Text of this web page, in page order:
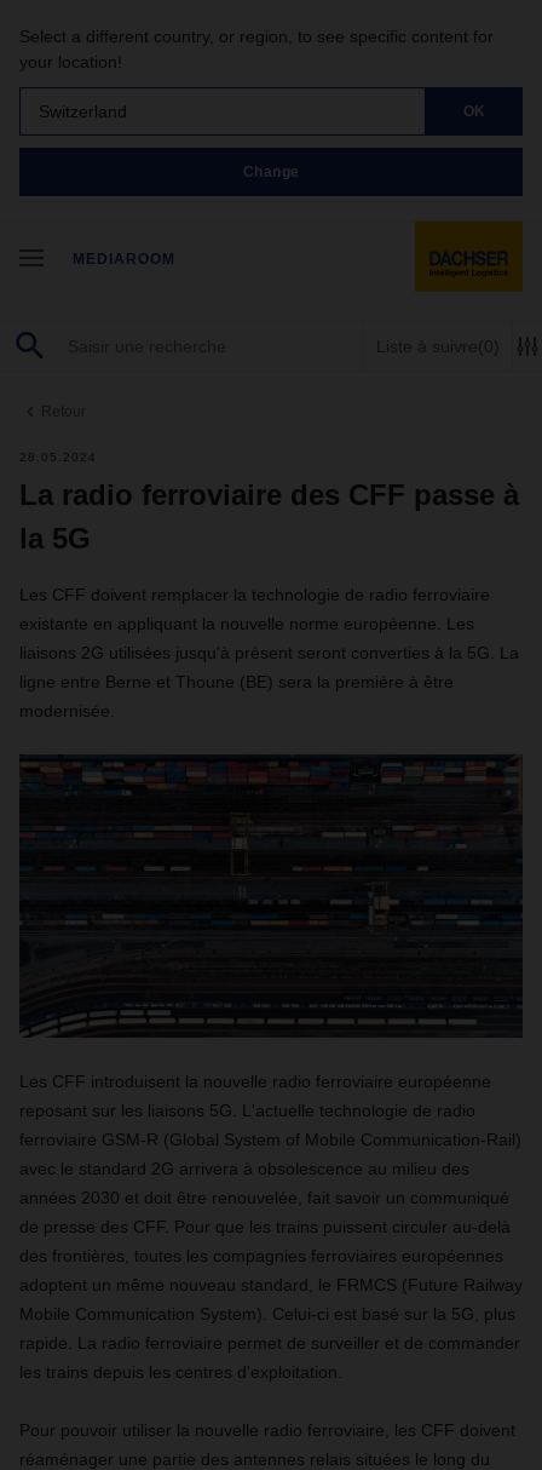
Select a different country, or region, to see specific content for
your location!
Switzerland OK
Change
MEDIAROOM
Liste à suivre(0)
Retour
28.05.2024
La radio ferroviaire des CFF passe à
la 5G
Les CFF doivent remplacer la technologie de radio ferroviaire
existante en appliquant la nouvelle norme européenne. Les
liaisons 2G utilisées jusqu'à présent seront converties à la 5G. La
ligne entre Berne et Thoune (BE) sera la première à être
modernisée.
Les CFF introduisent la nouvelle radio ferroviaire européenne
reposant sur les liaisons 5G. L'actuelle technologie de radio
ferroviaire GSM-R (Global System of Mobile Communication-Rail)
avec le standard 2G arrivera à obsolescence au milieu des
années 2030 et doit être renouvelée, fait savoir un communiqué
de presse des CFF. Pour que les trains puissent circuler au-delà
des frontières, toutes les compagnies ferroviaires européennes
adoptent un même nouveau standard, le FRMCS (Future Railway
Mobile Communication System). Celui-ci est basé sur la 5G, plus
rapide. La radio ferroviaire permet de surveiller et de commander
les trains depuis les centres d'exploitation.
Pour pouvoir utiliser la nouvelle radio ferroviaire, les CFF doivent
réaménager une partie des antennes relais situées le long du